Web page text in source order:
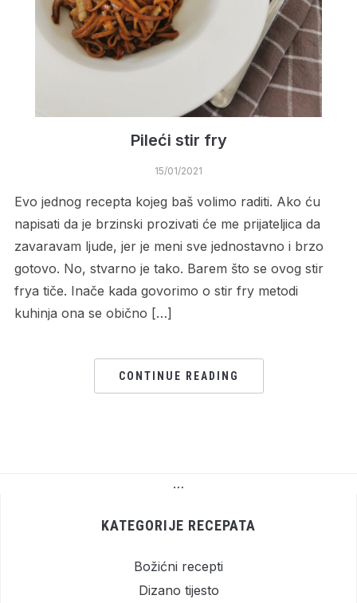
Pileći stir fry
15/01/2021
Evo jednog recepta kojeg baš volimo raditi. Ako ću
napisati da je brzinski prozivati će me prijateljica da
zavaravam ljude, jer je meni sve jednostavno i brzo
gotovo. No, stvarno je tako. Barem što se ovog stir
frya tiče. Inače kada govorimo o stir fry metodi
kuhinja ona se obično […]
CONTINUE READING
…
KATEGORIJE RECEPATA
Božićni recepti
Dizano tijesto